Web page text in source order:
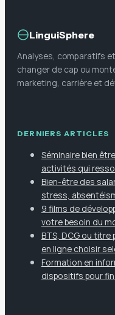
LinguiSphere
Analyses, comparatifs
changer de cap ou
marketing, carrière et
DERNIERS ARTICLES
Séminaire bien
activités qui
Bien-être des
stress,
9 films de
votre besoin du
BTS, DCG ou
en ligne choisir
Formation en
dispositifs pour